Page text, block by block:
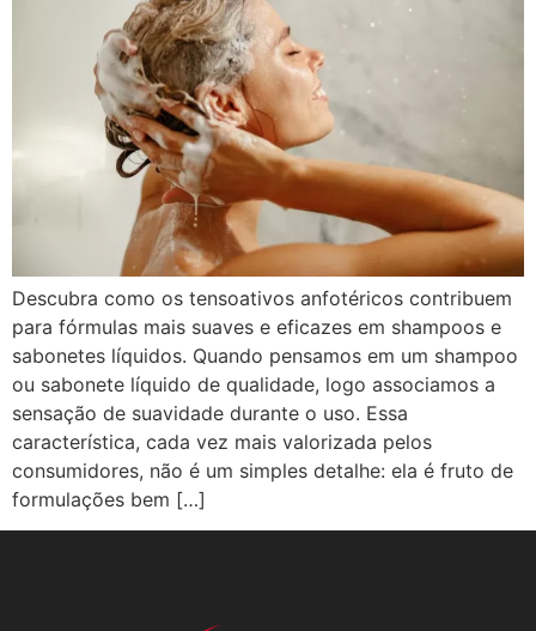
Descubra como os tensoativos anfotéricos contribuem
para fórmulas mais suaves e eficazes em shampoos e
sabonetes líquidos. Quando pensamos em um shampoo
ou sabonete líquido de qualidade, logo associamos a
sensação de suavidade durante o uso. Essa
característica, cada vez mais valorizada pelos
consumidores, não é um simples detalhe: ela é fruto de
formulações bem […]